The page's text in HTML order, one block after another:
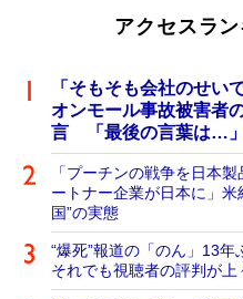
アクセスラ
「そもそも会社のせ
オンモール事故被害者
言 「最後の言葉は…」
「プーチンの戦争を日本
ートナー企業が日本に」米
国”の実態
“爆死”報道の「のん」13
それでも視聴者の評判が上